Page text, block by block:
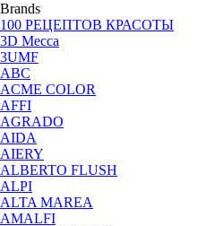
Brands
100 РЕЦЕПТОВ КРАСОТЫ
3D Месса
3UMF
ABC
ACME COLOR
AFFI
AGRADO
AIDA
AIERY
ALBERTO FLUSH
ALPI
ALTA MAREA
AMALFI